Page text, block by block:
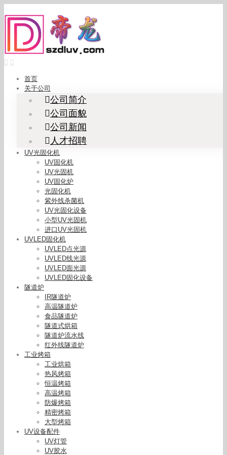
to
content
首页
关于公司
公司简介
公司面貌
公司新闻
人才招聘
UV光固化机
UV固化机
UV光固机
UV固化炉
光固化机
紫外线杀菌机
UV光固化设备
小型UV光固机
进口UV光固机
UVLED固化机
UVLED点光源
UVLED线光源
UVLED面光源
UVLED固化设备
隧道炉
IR隧道炉
高温隧道炉
食品隧道炉
隧道式烘箱
隧道炉流水线
红外线隧道炉
工业烤箱
工业烘箱
热风烤箱
恒温烤箱
高温烤箱
防爆烤箱
精密烤箱
大型烤箱
UV设备配件
UV灯管
UV胶水